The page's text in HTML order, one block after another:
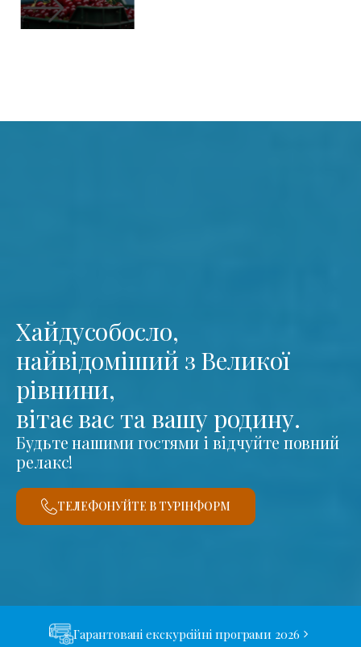
Хайдусобосло,
найвідоміший з Великої
рівнини,
вітає вас та вашу родину.
Будьте нашими гостями і відчуйте повний
релакс!
ТЕЛЕФОНУЙТЕ В ТУРІНФОРМ
Гарантовані екскурсійні програми 2026